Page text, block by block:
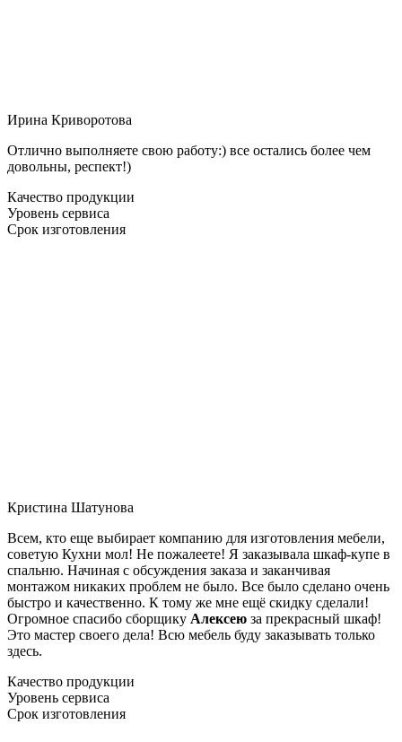
Ирина Криворотова
Отлично выполняете свою работу:) все остались более чем
довольны, респект!)
Качество продукции
Уровень сервиса
Срок изготовления
Кристина Шатунова
Всем, кто еще выбирает компанию для изготовления мебели,
советую Кухни мол! Не пожалеете! Я заказывала шкаф-купе в
спальню. Начиная с обсуждения заказа и заканчивая
монтажом никаких проблем не было. Все было сделано очень
быстро и качественно. К тому же мне ещё скидку сделали!
Огромное спасибо сборщику Алексею за прекрасный шкаф!
Это мастер своего дела! Всю мебель буду заказывать только
здесь.
Качество продукции
Уровень сервиса
Срок изготовления